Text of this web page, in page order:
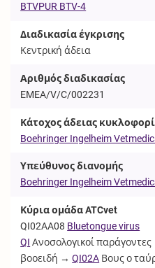
BTVPUR BTV-4
Διαδικασία έγκρισης
Κεντρική άδεια
Αριθμός διαδικασίας
EMEA/V/C/002231
Κάτοχος άδειας
Boehringer Ingelheim
Υπεύθυνος διανομής
Boehringer Ingelheim
Κύρια ομάδα ATCvet
QI02AA08 Bluetongue virus
QI Ανοσολογικοί
βοοειδή →QI02A Βους ο